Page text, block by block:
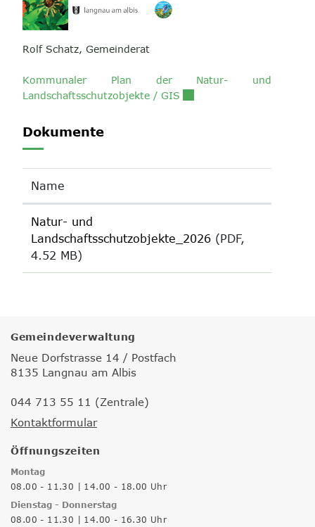
Rolf Schatz, Gemeinderat
Kommunaler Plan der Natur- und
Landschaftsschutzobjekte / GIS
Dokumente
Name
Natur- und
Landschaftsschutzobjekte_2026 (PDF,
4.52 MB)
Gemeindeverwaltung
Neue Dorfstrasse 14 / Postfach
8135 Langnau am Albis
044 713 55 11 (Zentrale)
Kontaktformular
Öffnungszeiten
Montag
08.00 - 11.30 | 14.00 - 18.00 Uhr
Dienstag - Donnerstag
08.00 - 11.30 | 14.00 - 16.30 Uhr